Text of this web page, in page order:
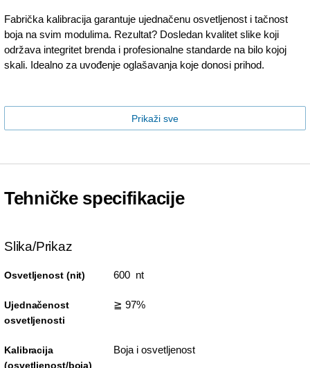
Fabrička kalibracija garantuje ujednačenu osvetljenost i tačnost
boja na svim modulima. Rezultat? Dosledan kvalitet slike koji
održava integritet brenda i profesionalne standarde na bilo kojoj
skali. Idealno za uvođenje oglašavanja koje donosi prihod.
Prikaži sve
Tehničke specifikacije
Slika/Prikaz
Osvetljenost (nit) 600 nt
Ujednačenost
osvetljenosti
≧ 97%
Kalibracija
(osvetljenost/boja)
Boja i osvetljenost